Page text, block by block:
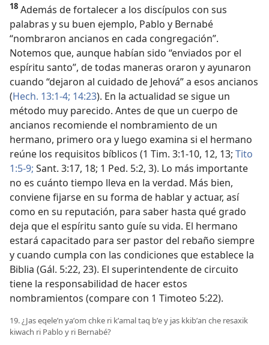
18 Además de fortalecer a los discípulos con sus
palabras y su buen ejemplo, Pablo y Bernabé
“nombraron ancianos en cada congregación”.
Notemos que, aunque habían sido “enviados por el
espíritu santo”, de todas maneras oraron y ayunaron
cuando “dejaron al cuidado de Jehová” a esos ancianos
(Hech. 13:1-4; 14:23). En la actualidad se sigue un
método muy parecido. Antes de que un cuerpo de
ancianos recomiende el nombramiento de un
hermano, primero ora y luego examina si el hermano
reúne los requisitos bíblicos (1 Tim. 3:1-10, 12, 13; Tito
1:5-9; Sant. 3:17, 18; 1 Ped. 5:2, 3). Lo más importante
no es cuánto tiempo lleva en la verdad. Más bien,
conviene fijarse en su forma de hablar y actuar, así
como en su reputación, para saber hasta qué grado
deja que el espíritu santo guíe su vida. El hermano
estará capacitado para ser pastor del rebaño siempre
y cuando cumpla con las condiciones que establece la
Biblia (Gál. 5:22, 23). El superintendente de circuito
tiene la responsabilidad de hacer estos
nombramientos (compare con 1 Timoteo 5:22).
19. ¿Jas eqeleʼn yaʼom chke ri kʼamal taq bʼe y jas kkibʼan che resaxik
kiwach ri Pablo y ri Bernabé?